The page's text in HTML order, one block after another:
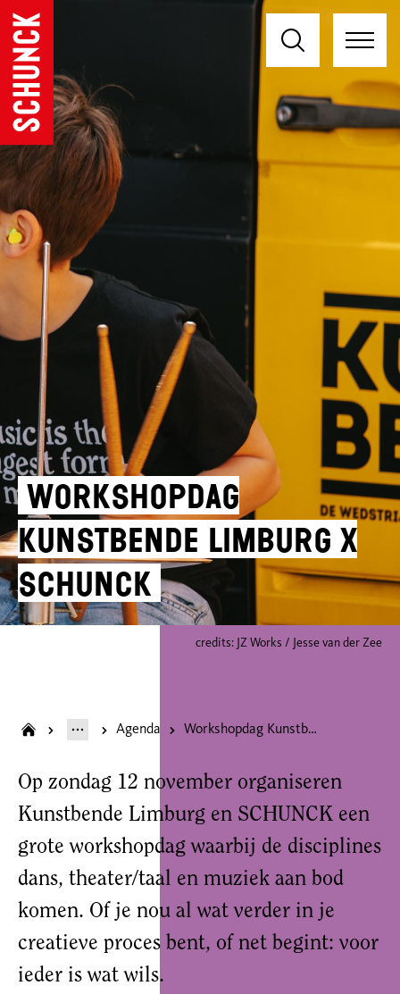
Workshopdag
Kunstbende Limburg X
SCHUNCK
credits: JZ Works / Jesse van der Zee
Agenda Workshopdag Kunstbende Limburg X SCHUNCK
Op zondag 12 november organiseren
Kunstbende Limburg en SCHUNCK een
grote workshopdag waarbij de disciplines
dans, theater/taal en muziek aan bod
komen. Of je nou al wat verder in je
creatieve proces bent, of net begint: voor
ieder is wat wils.